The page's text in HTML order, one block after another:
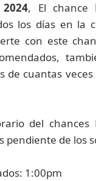
, El chance
los días en la
con este
de cuantas
del chances
pendiente de los
1:00pm